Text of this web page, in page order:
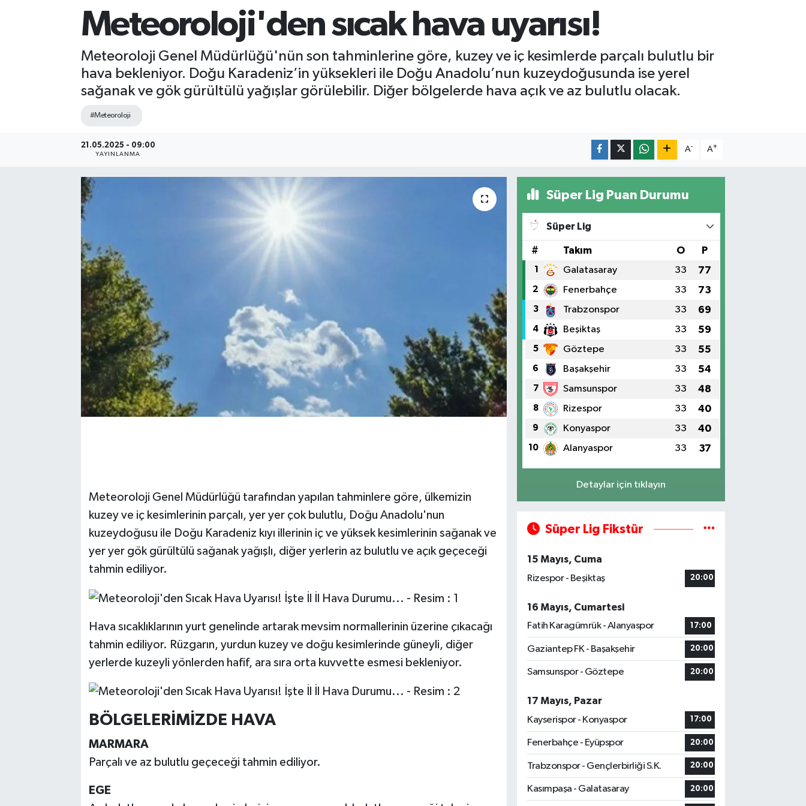
Meteoroloji'den sıcak hava uyarısı!
Meteoroloji Genel Müdürlüğü'nün son tahminlerine göre, kuzey ve iç kesimlerde parçalı bulutlu bir
hava bekleniyor. Doğu Karadeniz’in yüksekleri ile Doğu Anadolu’nun kuzeydoğusunda ise yerel
sağanak ve gök gürültülü yağışlar görülebilir. Diğer bölgelerde hava açık ve az bulutlu olacak.
#Meteoroloji
21.05.2025 - 09:00
YAYINLANMA
A- A+
Meteoroloji Genel Müdürlüğü tarafından yapılan tahminlere göre, ülkemizin
kuzey ve iç kesimlerinin parçalı, yer yer çok bulutlu, Doğu Anadolu'nun
kuzeydoğusu ile Doğu Karadeniz kıyı illerinin iç ve yüksek kesimlerinin sağanak ve
yer yer gök gürültülü sağanak yağışlı, diğer yerlerin az bulutlu ve açık geçeceği
tahmin ediliyor.
Hava sıcaklıklarının yurt genelinde artarak mevsim normallerinin üzerine çıkacağı
tahmin ediliyor. Rüzgarın, yurdun kuzey ve doğu kesimlerinde güneyli, diğer
yerlerde kuzeyli yönlerden hafif, ara sıra orta kuvvette esmesi bekleniyor.
BÖLGELERİMİZDE HAVA
MARMARA
Parçalı ve az bulutlu geçeceği tahmin ediliyor.
EGE
Süper Lig Puan Durumu
Süper Lig
# Takım O P
1 Galatasaray 33 77
2 Fenerbahçe 33 73
3 Trabzonspor 33 69
4 Beşiktaş 33 59
5 Göztepe 33 55
6 Başakşehir 33 54
7 Samsunspor 33 48
8 Rizespor 33 40
9 Konyaspor 33 40
10 Alanyaspor 33 37
Detaylar için tıklayın
Süper Lig Fikstür
15 Mayıs, Cuma
Rizespor - Beşiktaş
20:00
16 Mayıs, Cumartesi
Fatih Karagümrük - Alanyaspor
17:00
Gaziantep FK - Başakşehir 20:00
Samsunspor - Göztepe 20:00
17 Mayıs, Pazar
Kayserispor - Konyaspor
17:00
Fenerbahçe - Eyüpspor 20:00
Trabzonspor - Gençlerbirliği S.K. 20:00
Kasımpaşa - Galatasaray 20:00